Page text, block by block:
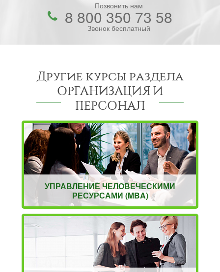
Позвонить нам
8 800 350 73 58
Звонок бесплатный
Другие курсы раздела
ОРГАНИЗАЦИЯ И
ПЕРСОНАЛ
УПРАВЛЕНИЕ ЧЕЛОВЕЧЕСКИМИ
РЕСУРСАМИ (MBA)